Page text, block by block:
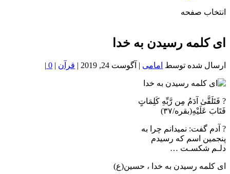
انتخاب صفحه
خون
شمال
ای کلمه رسیدن به خدا
ارسال شده توسط امامی | آگوست 24, 2019 | قرآن |
0
|
? فَتَلَقَّىٰ آدَمُ مِن رَّبِّهِ كَلِمَاتٍ
فَتَابَ عَلَيْهِ(بقره/۳۷)
? آدم گفت: نمیدانم چرا به
پنجمین اسم که رسیدم
دلـم شکسـت …
ای کلمه رسیدن به خدا ، حسین(ع)